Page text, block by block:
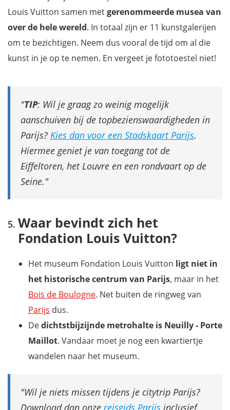
Louis Vuitton samen metgerenommeerde musea van
over de hele wereld. In totaal zijn er 11 kunstgalerijen
om te bezichtigen. Neem dus vooral de tijd om al die
kunst in je op te nemen. En vergeet je fototoestel niet!
TIP: Wil je graag zo weinig mogelijk
aanschuiven bij de topbezienswaardigheden in
Parijs? Kies dan voor een Stadskaart Parijs.
Hiermee geniet je van toegang tot de
Eiffeltoren, het Louvre en een rondvaart op de
Seine.
Waar bevindt zich het
Fondation Louis Vuitton?
Het museum Fondation Louis Vuitton ligt niet in
het historische centrum van Parijs, maar in het
Bois de Boulogne. Net buiten de ringweg van
Parijs dus.
Dedichtstbijzijnde metrohalte is Neuilly - Porte
Maillot. Vandaar moet je nog een kwartiertje
wandelen naar het museum.
Wil je niets missen tijdens je citytrip Parijs?
Download dan onze reisgids Parijs inclusief